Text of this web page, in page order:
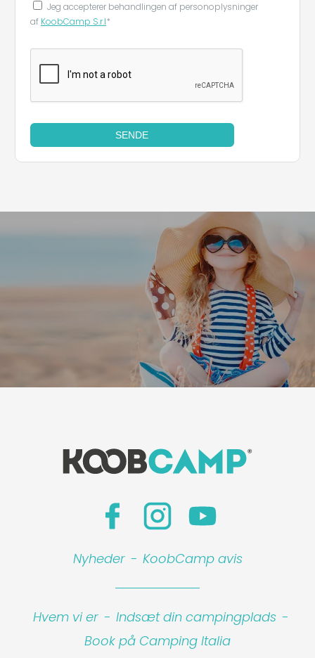
Jeg accepterer behandlingen af ​​personoplysninger
af KoobCamp S.r.l*
SENDE
Nyheder - KoobCamp avis
Hvem vi er - Indsæt din campingplads -
Book på Camping Italia